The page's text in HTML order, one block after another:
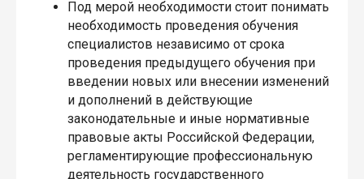
Под мерой необходимости стоит понимать
необходимость проведения обучения
специалистов независимо от срока
проведения предыдущего обучения при
введении новых или внесении изменений
и дополнений в действующие
законодательные и иные нормативные
правовые акты Российской Федерации,
регламентирующие профессиональную
деятельность государственного